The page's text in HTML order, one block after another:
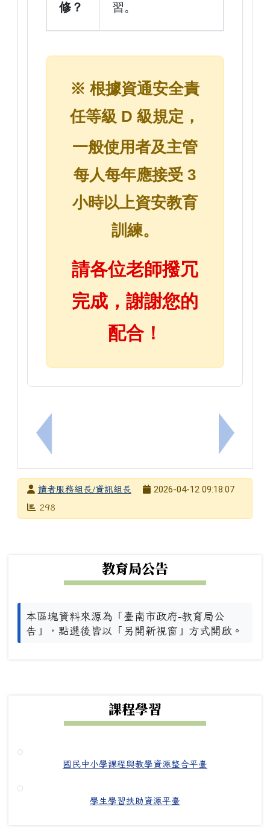
上一筆：如何無障礙發文
修？
習。
※ 根據資通安全責
任等級 D 級規定，
一般使用者及主管
每人每年應接受 3
小時以上資安教育
訓練。
請各位老師撥冗
完成，謝謝您的
配合！
下一筆：
發布者讀者服務組長/資訊組長
發布日期
2026-04-12 09:18:07
瀏覽次數
298
教育局公告
本區塊資料來源為「臺南市政府-教育局公
告」，點選後皆以「另開新視窗」方式開啟。
課程學習
國民中小學課程與教學資源整合平臺
學生學習扶助資源平臺